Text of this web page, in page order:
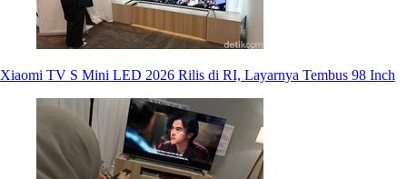
Xiaomi TV S Mini LED 2026 Rilis di RI, Layarnya Tembus 98 Inch